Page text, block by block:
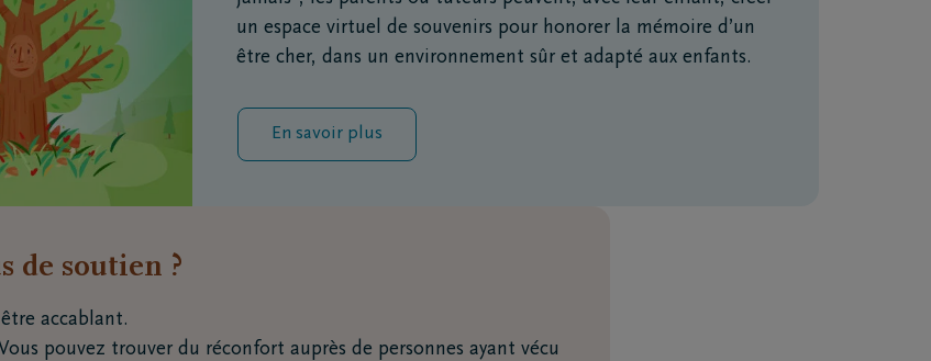
en deuil
peut être maladroit, car ces conseils ne correspondent pas
ce moment-là. Cela peut même provoquer de la colère si elle se sent
un espace virtuel de souvenirs pour honorer la mémoire d’un
être cher, dans un environnement sûr et adapté aux enfants.
En savoir plus
de soutien ?
accablant.
Vous pouvez trouver du réconfort auprès de personnes ayant vécu